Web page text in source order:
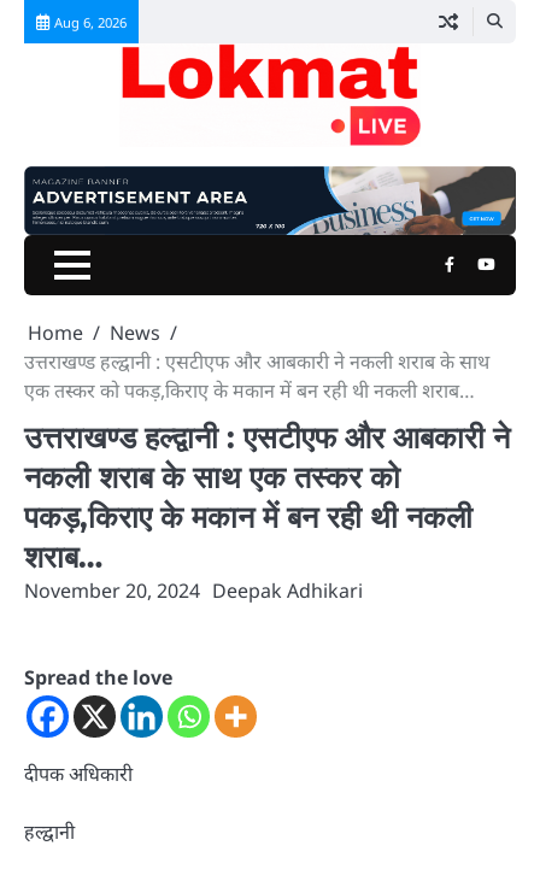
Skip
Aug 6, 2026
Facebook
Home
News
उत्तराखण्ड हल्द्वानी : एसटीएफ और आबकारी ने नकली शराब के साथ
एक तस्कर को पकड़,किराए के मकान में बन रही थी नकली शराब…
उत्तराखण्ड हल्द्वानी : एसटीएफ और आबकारी ने
नकली शराब के साथ एक तस्कर को
पकड़,किराए के मकान में बन रही थी नकली
शराब…
November 20, 2024 Deepak Adhikari
Spread the love
दीपक अधिकारी
हल्द्वानी